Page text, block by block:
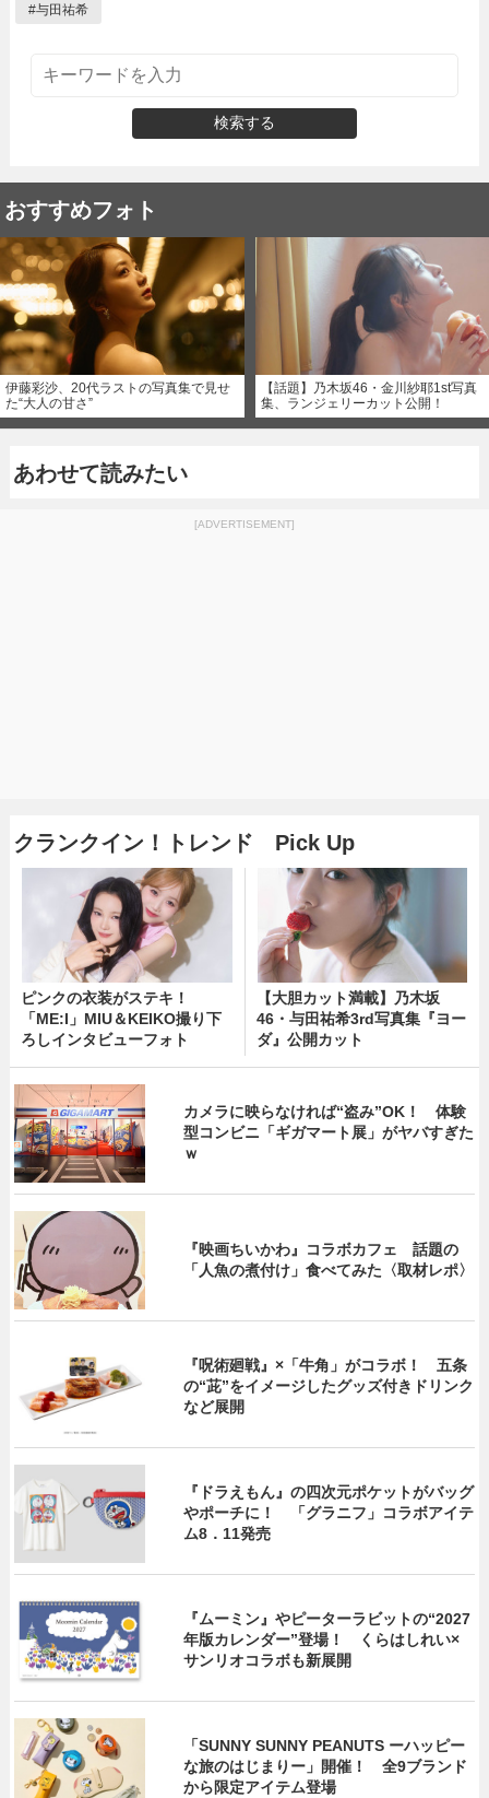
#与田祐希
検索する
おすすめフォト
伊藤彩沙、20代ラストの写真集で見せ
た“大人の甘さ”
【話題】乃木坂46・金川紗耶1st写真
集、ランジェリーカット公開！
あわせて読みたい
[ADVERTISEMENT]
クランクイン！トレンド Pick Up
ピンクの衣装がステキ！
「ME:I」MIU＆KEIKO撮り下
ろしインタビューフォト
【大胆カット満載】乃木坂
46・与田祐希3rd写真集『ヨー
ダ』公開カット
カメラに映らなければ“盗み”OK！ 体験
型コンビニ「ギガマート展」がヤバすぎた
ｗ
『映画ちいかわ』コラボカフェ 話題の
「人魚の煮付け」食べてみた〈取材レポ〉
『呪術廻戦』×「牛角」がコラボ！ 五条
の“茈”をイメージしたグッズ付きドリンク
など展開
『ドラえもん』の四次元ポケットがバッグ
やポーチに！ 「グラニフ」コラボアイテ
ム8．11発売
『ムーミン』やピーターラビットの“2027
年版カレンダー”登場！ くらはしれい×
サンリオコラボも新展開
「SUNNY SUNNY PEANUTS ーハッピー
な旅のはじまりー」開催！ 全9ブランド
から限定アイテム登場